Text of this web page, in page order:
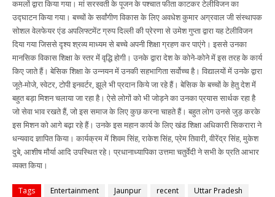
कमलों द्वारा किया गया। मां सरस्वती के पूजन के पश्चात फीता काटकर टेलीविजन का
उद्घाटन किया गया। बच्चों के सर्वांगीण विकास के लिए अवधेश कुमार अग्रवाल जी संस्थापक
सोशल वेलफेयर एंड अपलिफ्टमेंट ग्रुप दिल्ली की प्रेरणा से उमेश गुप्ता द्वारा यह टेलीविजन
दिया गया जिससे दृश्य श्रव्य माध्यम से बच्चे अपनी शिक्षा ग्रहण कर पाएंगे। इससे उनका
मानसिक विकास शिक्षा के स्तर में वृद्धि होगी। उनके द्वारा देश के कोने-कोने में इस तरह के कार्य
किए जाते हैं। बेसिक शिक्षा के उन्नयन में उनकी सहभागिता सर्वोच्च है। विद्यालयों में उनके द्वारा
जूते-मोजे, स्वेटर, टोपी इनवर्टर, झूले भी प्रदान किये जा रहे हैं। बेसिक के बच्चों के हेतु देश में
बहुत बड़ा मिशन चलाया जा रहा है। ऐसे लोगों को भी जोड़ने का उनका प्रयास सार्थक रहा है
जो सेवा भाव रखते हैं, जो इस समाज के लिए कुछ करना चाहते हैं। बहुत लोग उनसे जुड़ करके
इस मिशन को आगे बढ़ा रहे हैं। उनके इस महान कार्य के लिए खंड शिक्षा अधिकारी सिकरारा ने
धन्यवाद ज्ञापित किया। कार्यक्रम में शिवम सिंह, राकेश सिंह, प्रेम तिवारी, वीरेंद्र सिंह, मुकेश
दुबे, आशीष मौर्या आदि उपस्थित रहे। प्रधानाध्यापिका उत्तमा चतुर्वेदी ने सभी के प्रति आभार
व्यक्त किया।
Tags Entertainment Jaunpur recent Uttar Pradesh